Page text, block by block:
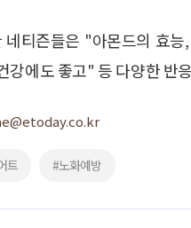
네티즌들은 "아몬드의 효
강에도 좋고" 등 다양한 반
트 #노화예방